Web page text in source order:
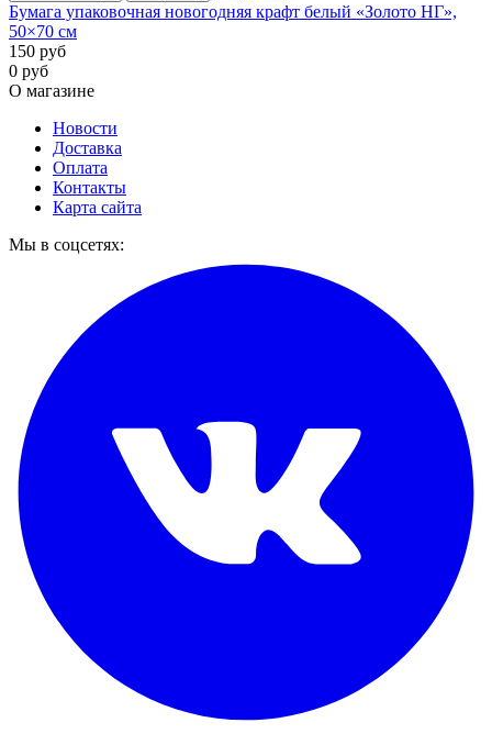
Бумага упаковочная новогодняя крафт белый «Золото НГ»,
50×70 см
150 руб
0 руб
О магазине
Новости
Доставка
Оплата
Контакты
Карта сайта
Мы в соцсетях: